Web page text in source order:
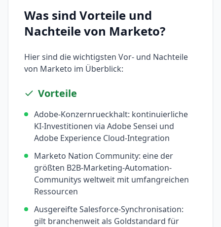
Was sind Vorteile und
Nachteile von Marketo?
Hier sind die wichtigsten Vor- und Nachteile
von Marketo im Überblick:
Vorteile
Adobe-Konzernrueckhalt: kontinuierliche
KI-Investitionen via Adobe Sensei und
Adobe Experience Cloud-Integration
Marketo Nation Community: eine der
größten B2B-Marketing-Automation-
Communitys weltweit mit umfangreichen
Ressourcen
Ausgereifte Salesforce-Synchronisation:
gilt branchenweit als Goldstandard für